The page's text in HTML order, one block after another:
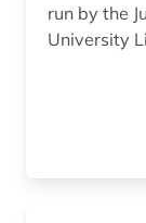
run by the
University